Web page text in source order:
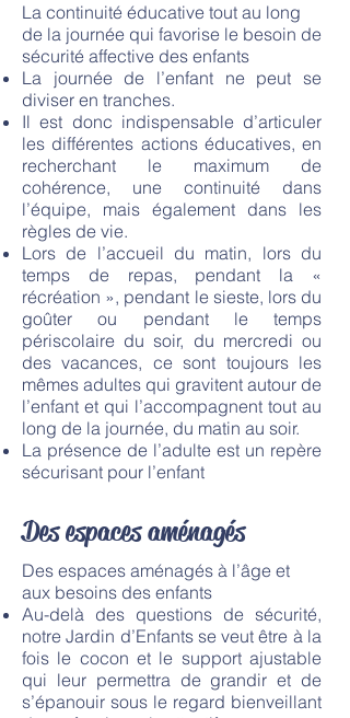
La continuité éducative tout au long
de la journée qui favorise le besoin de
sécurité affective des enfants
La journée de l’enfant ne peut se
diviser en tranches.
Il est donc indispensable d’articuler
les différentes actions éducatives, en
recherchant le maximum de
cohérence, une continuité dans
l’équipe, mais également dans les
règles de vie.
Lors de l’accueil du matin, lors du
temps de repas, pendant la «
récréation », pendant le sieste, lors du
goûter ou pendant le temps
périscolaire du soir, du mercredi ou
des vacances, ce sont toujours les
mêmes adultes qui gravitent autour de
l’enfant et qui l’accompagnent tout au
long de la journée, du matin au soir.
La présence de l’adulte est un repère
sécurisant pour l’enfant
Des espaces aménagés
Des espaces aménagés à l’âge et
aux besoins des enfants
Au-delà des questions de sécurité,
notre Jardin d’Enfants se veut être à la
fois le cocon et le support ajustable
qui leur permettra de grandir et de
s’épanouir sous le regard bienveillant